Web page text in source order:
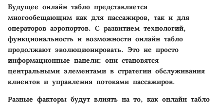
Будущее онлайн табло представляется
многообещающим как для пассажиров, так и для
операторов аэропортов. С развитием технологий,
функциональность и возможности онлайн табло
продолжают эволюционировать. Это не просто
информационные панели; они становятся
центральными элементами в стратегии обслуживания
клиентов и управления потоками пассажиров.
Разные факторы будут влиять на то, как онлайн табло